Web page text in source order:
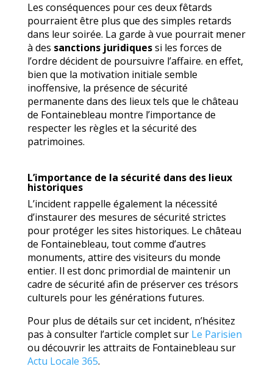
Les conséquences pour ces deux fêtards
pourraient être plus que des simples retards
dans leur soirée. La garde à vue pourrait mener
à des sanctions juridiquessi les forces de
l’ordre décident de poursuivre l’affaire. en effet,
bien que la motivation initiale semble
inoffensive, la présence de sécurité
permanente dans des lieux tels que le château
de Fontainebleau montre l’importance de
respecter les règles et la sécurité des
patrimoines.
L’importance de la sécurité dans des lieux
historiques
L’incident rappelle également la nécessité
d’instaurer des mesures de sécurité strictes
pour protéger les sites historiques. Le château
de Fontainebleau, tout comme d’autres
monuments, attire des visiteurs du monde
entier. Il est donc primordial de maintenir un
cadre de sécurité afin de préserver ces trésors
culturels pour les générations futures.
Pour plus de détails sur cet incident, n’hésitez
pas à consulter l’article complet sur Le Parisien
ou découvrir les attraits de Fontainebleau sur
Actu Locale 365.